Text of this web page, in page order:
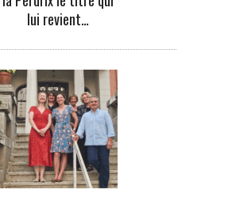
lui revient…